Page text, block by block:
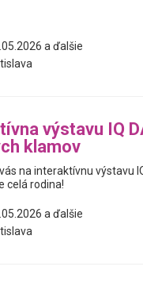
a ďalšie
výstavu IQ
klamov
na interaktívnu výstavu
celá rodina!
a ďalšie